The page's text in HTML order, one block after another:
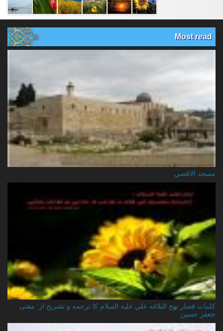
Most read
مسجد الاقصي
کلمات قصار نهج البلاغه علي عليه السلام کا ترجمه و تشریح از: مفتی
جعفر حسین